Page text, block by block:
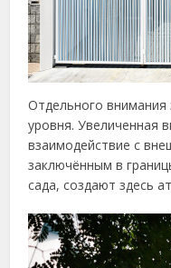
Отдельного внимания
уровня. Увеличенная
взаимодействие с
заключённым в
сада, создают здесь